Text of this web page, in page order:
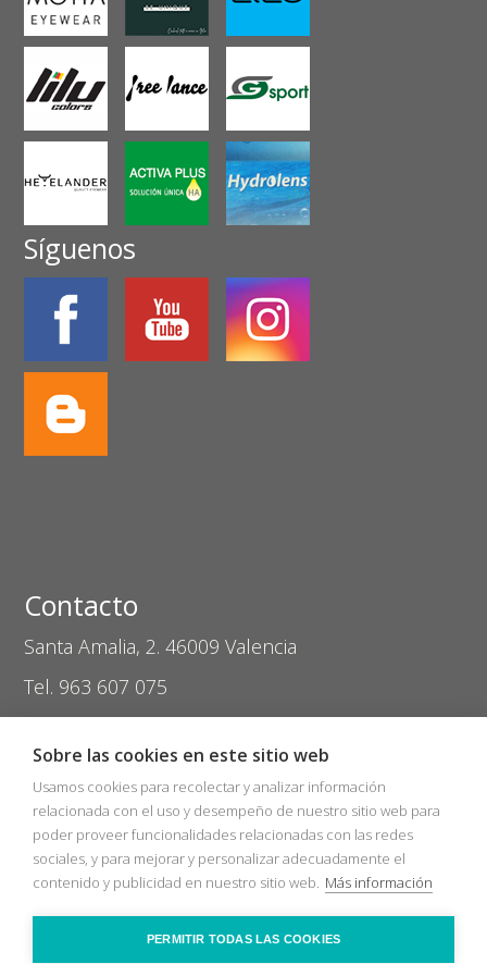
Síguenos
Contacto
Santa Amalia, 2. 46009 Valencia
Tel. 963 607 075
Inicio Catálogos
Nuevos Socios
Sobre las cookies en este sitio web
Usamos cookies para recolectar y analizar información
relacionada con el uso y desempeño de nuestro sitio web para
poder proveer funcionalidades relacionadas con las redes
sociales, y para mejorar y personalizar adecuadamente el
contenido y publicidad en nuestro sitio web. Más información
PERMITIR TODAS LAS COOKIES